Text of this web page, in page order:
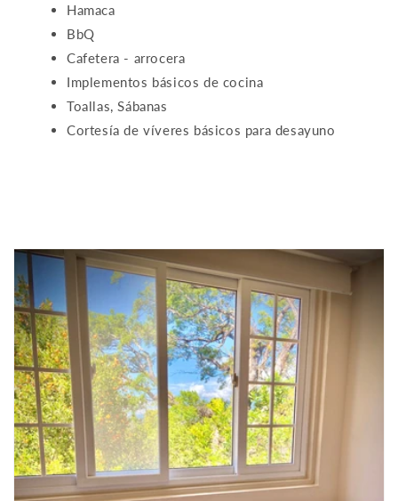
Hamaca
BbQ
Cafetera - arrocera
Implementos básicos de cocina
Toallas, Sábanas
Cortesía de víveres básicos para desayuno